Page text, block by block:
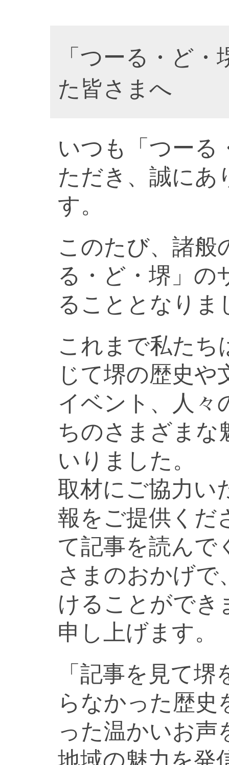
「つーる・ど
た皆さまへ
いつも「つーる
ただき、誠にあ
す。
このたび、諸般
る・ど・堺」の
ることとなりま
これまで私たち
じて堺の歴史や
イベント、人々
ちのさまざまな
いりました。
取材にご協力い
報をご提供くだ
て記事を読んで
さまのおかげで
けることができ
申し上げます。
「記事を見て
らなかった歴史
った温かいお声
地域の魅力を発